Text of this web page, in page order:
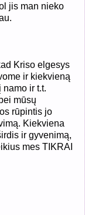
jis man nieko
Kriso elgesys
ir kiekvieną
ir t.t.
mūsų
rūpintis jo
Kiekviena
ir gyvenimą,
mes TIKRAI